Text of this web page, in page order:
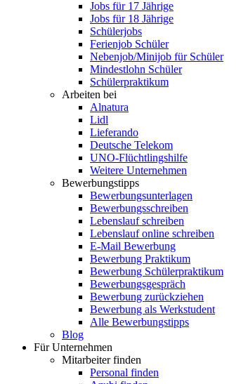
Jobs für 17 Jährige
Jobs für 18 Jährige
Schülerjobs
Ferienjob Schüler
Nebenjob/Minijob für Schüler
Mindestlohn Schüler
Schülerpraktikum
Arbeiten bei
Alnatura
Lidl
Lieferando
Deutsche Telekom
UNO-Flüchtlingshilfe
Weitere Unternehmen
Bewerbungstipps
Bewerbungsunterlagen
Bewerbungsschreiben
Lebenslauf schreiben
Lebenslauf online schreiben
E-Mail Bewerbung
Bewerbung Praktikum
Bewerbung Schülerpraktikum
Bewerbungsgespräch
Bewerbung zurückziehen
Bewerbung als Werkstudent
Alle Bewerbungstipps
Blog
Für Unternehmen
Mitarbeiter finden
Personal finden